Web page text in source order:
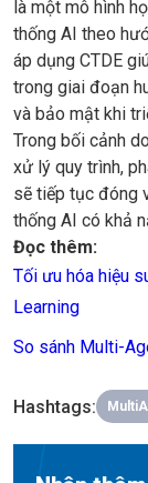
là một mô hình
thống AI theo
áp dụng CTDE
trong giai đoạn
và bảo mật khi
Trong bối cảnh
xử lý quy trình,
sẽ tiếp tục đóng
thống AI có khả
Đọc thêm:
Tối ưu hóa hiệu
Learning
So sánh Multi-
Hashtags: